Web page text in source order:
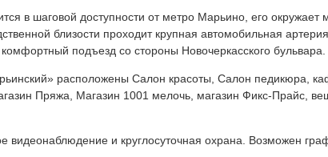
в шаговой доступности от метро Марьино, его окружает
близости проходит крупная автомобильная
подъезд со стороны Новочеркасского бульвара.
расположены Салон красоты, Салон педикюра,
Пряжа, Магазин 1001 мелочь, магазин Фикс-Прайс,
видеонаблюдение и круглосуточная охрана. Возможен